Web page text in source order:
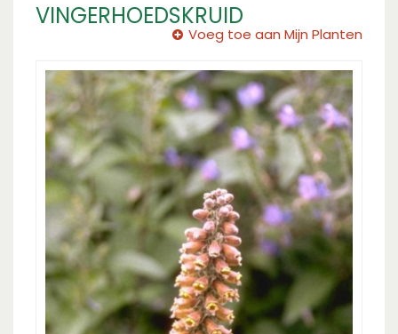
VINGERHOEDSKRUID
Voeg toe aan Mijn Planten